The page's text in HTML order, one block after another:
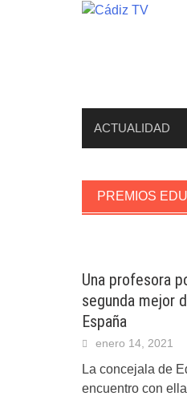
ACTUALIDAD
PREMIOS
Una profesora
segunda mejor
España
enero 14, 2021
La concejala de
encuentro con